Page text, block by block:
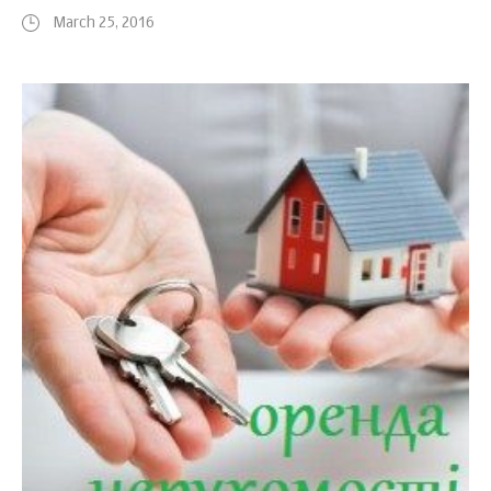
March 25, 2016